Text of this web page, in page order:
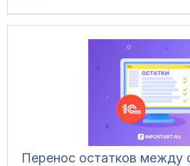
Перенос остатков между